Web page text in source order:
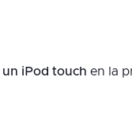
un iPod touch en la